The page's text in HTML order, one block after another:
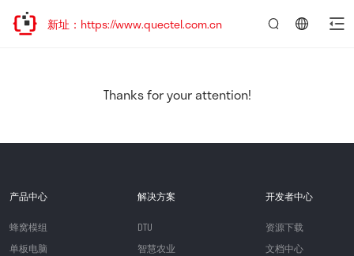
迎访问新址：https://www.quectel.com.cn
Thanks for your attention!
产品中心
蜂窝模组
单板电脑
解决方案
DTU
智慧农业
开发者中心
资源下载
文档中心